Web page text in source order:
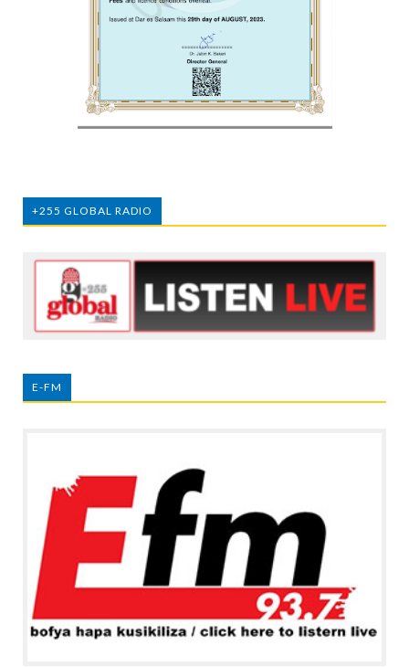
+255 GLOBAL RADIO
E-FM